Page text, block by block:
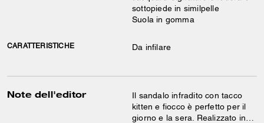
sottopiede in similpelle
Suola in gomma
CARATTERISTICHE Da infilare
Note dell'editor
Il sandalo infradito con tacco
kitten e fiocco è perfetto per il
giorno e la sera. Realizzato in